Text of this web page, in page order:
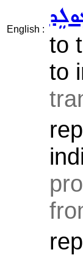
English :
to
to